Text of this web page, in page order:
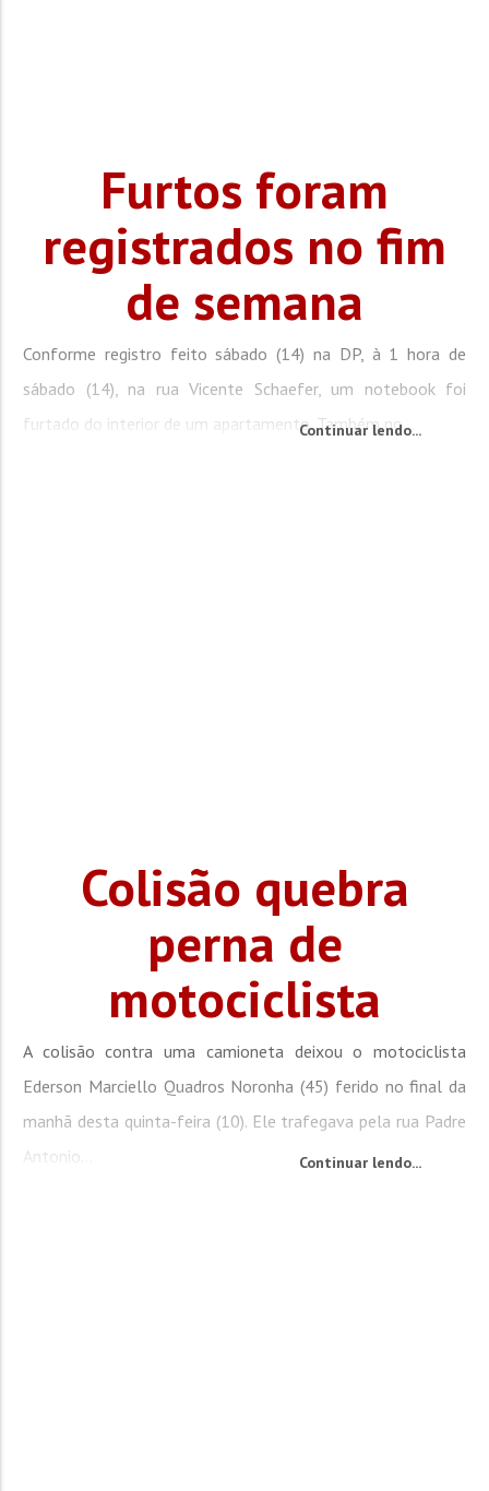
Furtos foram
registrados no fim
de semana
Conforme registro feito sábado (14) na DP, à 1 hora de
sábado (14), na rua Vicente Schaefer, um notebook foi
furtado do interior de um apartamento. Também no...
Continuar lendo...
Colisão quebra
perna de
motociclista
A colisão contra uma camioneta deixou o motociclista
Ederson Marciello Quadros Noronha (45) ferido no final da
manhã desta quinta-feira (10). Ele trafegava pela rua Padre
Antonio...
Continuar lendo...